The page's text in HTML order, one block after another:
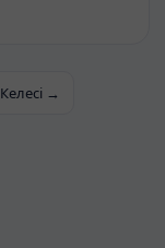
Келесі →